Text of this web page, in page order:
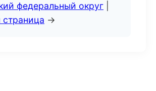
федеральный округ
страница →